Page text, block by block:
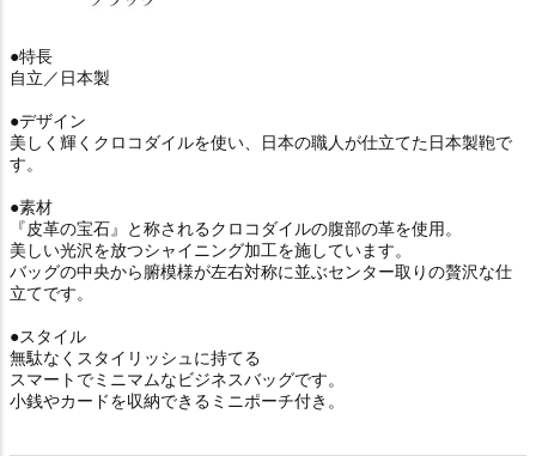
●特長
自立／日本製
●デザイン
美しく輝くクロコダイルを使い、日本の職人が仕立てた日本製鞄で
す。
●素材
『皮革の宝石』と称されるクロコダイルの腹部の革を使用。
美しい光沢を放つシャイニング加工を施しています。
バッグの中央から腑模様が左右対称に並ぶセンター取りの贅沢な仕
立てです。
●スタイル
無駄なくスタイリッシュに持てる
スマートでミニマムなビジネスバッグです。
小銭やカードを収納できるミニポーチ付き。